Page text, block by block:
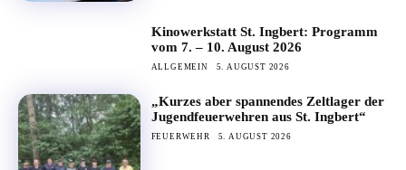
Kinowerkstatt St. Ingbert: Programm
vom 7. – 10. August 2026
ALLGEMEIN 5. AUGUST 2026
„Kurzes aber spannendes Zeltlager der
Jugendfeuerwehren aus St. Ingbert“
FEUERWEHR 5. AUGUST 2026